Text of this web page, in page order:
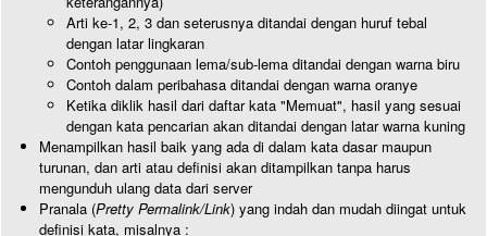
Arti ke-1, 2, 3 dan seterusnya ditandai dengan huruf tebal
dengan latar lingkaran
Contoh penggunaan lema/sub-lema ditandai dengan warna biru
Contoh dalam peribahasa ditandai dengan warna oranye
Ketika diklik hasil dari daftar kata "Memuat", hasil yang sesuai
dengan kata pencarian akan ditandai dengan latar warna kuning
Menampilkan hasil baik yang ada di dalam kata dasar maupun
turunan, dan arti atau definisi akan ditampilkan tanpa harus
mengunduh ulang data dari server
Pranala (Pretty Permalink/Link) yang indah dan mudah diingat untuk
definisi kata, misalnya :